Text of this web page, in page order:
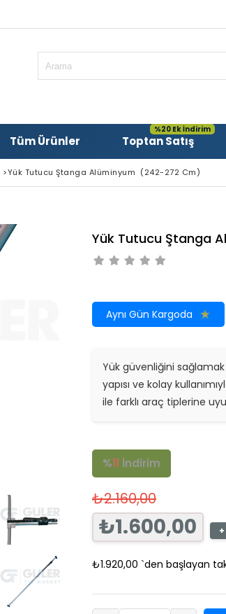
Tüm Ürünler Toptan Satış
%20 Ek İndirim
>Yük Tutucu Ştanga Alüminyum (242-272 Cm)
Yük Tutucu Ştanga
Aynı Gün Kargoda
Yük güvenliğini
yapısı ve kolay
ile farklı araç tiplerine
%11 İndirim
₺2.160,00
₺1.600,00
₺1.920,00 `den başlayan